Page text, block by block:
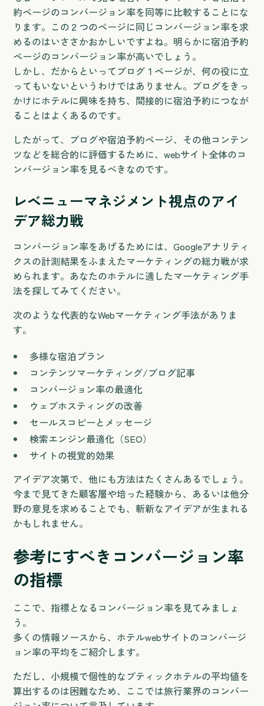
約ページのコンバージョン率を同等に比較することにな
ります。この２つのページに同じコンバージョン率を求
めるのはいささかおかしいですよね。明らかに宿泊予約
ページのコンバージョン率が高いでしょう。
しかし、だからといってブログ１ページが、何の役に立
ってもいないというわけではありません。ブログをきっ
かけにホテルに興味を持ち、間接的に宿泊予約につなが
ることはよくあるのです。
したがって、ブログや宿泊予約ページ、その他コンテン
ツなどを総合的に評価するために、webサイト全体のコ
ンバージョン率を見るべきなのです。
レベニューマネジメント視点のアイ
デア総力戦
コンバージョン率をあげるためには、Googleアナリティ
クスの計測結果をふまえたマーケティングの総力戦が求
められます。あなたのホテルに適したマーケティング手
法を探してみてください。
次のような代表的なWebマーケティング手法がありま
す。
多様な宿泊プラン
コンテンツマーケティング/ブログ記事
コンバージョン率の最適化
ウェブホスティングの改善
セールスコピーとメッセージ
検索エンジン最適化（SEO）
サイトの視覚的効果
アイデア次第で、他にも方法はたくさんあるでしょう。
今まで見てきた顧客層や培った経験から、あるいは他分
野の意見を求めることでも、斬新なアイデアが生まれる
かもしれません。
参考にすべきコンバージョン率
の指標
ここで、指標となるコンバージョン率を見てみましょ
う。
多くの情報ソースから、ホテルwebサイトのコンバージ
ョン率の平均をご紹介します。
ただし、小規模で個性的なブティックホテルの平均値を
算出するのは困難なため、ここでは旅行業界のコンバー